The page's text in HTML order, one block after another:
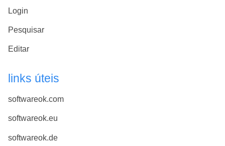
Login
Pesquisar
Editar
links úteis
softwareok.com
softwareok.eu
softwareok.de